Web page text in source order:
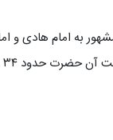
به امام هادی و